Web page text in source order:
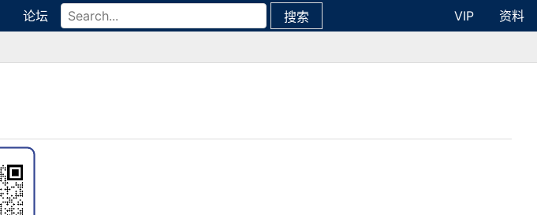
论坛 搜索 VIP
资料